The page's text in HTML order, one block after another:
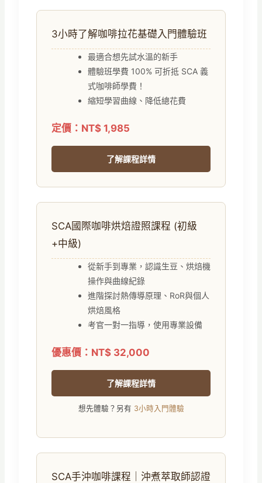
3小時了解咖啡拉花基礎入門體驗班
最適合想先試水溫的新手
體驗班學費 100% 可折抵 SCA 義
式咖啡師學費！
縮短學習曲線、降低總花費
定價：NT$ 1,985
了解課程詳情
SCA國際咖啡烘焙證照課程 (初級
+中級)
從新手到專業，認識生豆、烘焙機
操作與曲線紀錄
進階探討熱傳導原理、RoR與個人
烘焙風格
考官一對一指導，使用專業設備
優惠價：NT$ 32,000
了解課程詳情
想先體驗？另有 3小時入門體驗
SCA手沖咖啡課程｜沖煮萃取師認證